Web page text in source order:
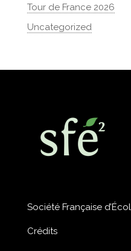
Tour de France 2026
Uncategorized
Société Française
Crédits